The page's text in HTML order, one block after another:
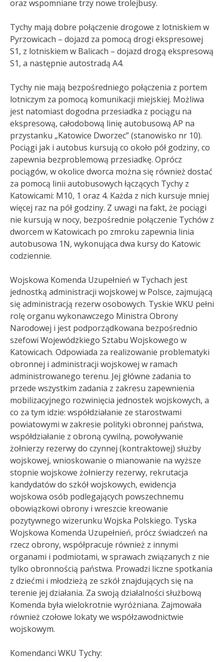
oraz wspomniane trzy nowe trolejbusy.
Tychy mają dobre połączenie drogowe z lotniskiem w
Pyrzowicach – dojazd za pomocą drogi ekspresowej
S1, z lotniskiem w Balicach – dojazd drogą ekspresową
S1, a następnie autostradą A4.
Tychy nie mają bezpośredniego połączenia z portem
lotniczym za pomocą komunikacji miejskiej. Możliwa
jest natomiast dogodna przesiadka z pociągu na
ekspresową, całodobową linię autobusową AP na
przystanku „Katowice Dworzec” (stanowisko nr 10).
Pociągi jak i autobus kursują co około pół godziny, co
zapewnia bezproblemową przesiadkę. Oprócz
pociągów, w okolice dworca można się również dostać
za pomocą linii autobusowych łączących Tychy z
Katowicami: M10, 1 oraz 4. Każda z nich kursuje mniej
więcej raz na pół godziny. Z uwagi na fakt, że pociągi
nie kursują w nocy, bezpośrednie połączenie Tychów z
dworcem w Katowicach po zmroku zapewnia linia
autobusowa 1N, wykonująca dwa kursy do Katowic
codziennie.
Wojskowa Komenda Uzupełnień w Tychach jest
jednostką administracji wojskowej w Polsce, zajmującą
się administracją rezerw osobowych. Tyskie WKU pełni
rolę organu wykonawczego Ministra Obrony
Narodowej i jest podporządkowana bezpośrednio
szefowi Wojewódzkiego Sztabu Wojskowego w
Katowicach. Odpowiada za realizowanie problematyki
obronnej i administracji wojskowej w ramach
administrowanego terenu. Jej główne zadania to
przede wszystkim zadania z zakresu zapewnienia
mobilizacyjnego rozwinięcia jednostek wojskowych, a
co za tym idzie: współdziałanie ze starostwami
powiatowymi w zakresie polityki obronnej państwa,
współdziałanie z obroną cywilną, powoływanie
żołnierzy rezerwy do czynnej (kontraktowej) służby
wojskowej, wnioskowanie o mianowanie na wyższe
stopnie wojskowe żołnierzy rezerwy, rekrutacja
kandydatów do szkół wojskowych, ewidencja
wojskowa osób podlegających powszechnemu
obowiązkowi obrony i wreszcie kreowanie
pozytywnego wizerunku Wojska Polskiego. Tyska
Wojskowa Komenda Uzupełnień, prócz świadczeń na
rzecz obrony, współpracuje również z innymi
organami i podmiotami, w sprawach związanych z nie
tylko obronnością państwa. Prowadzi liczne spotkania
z dziećmi i młodzieżą ze szkół znajdujących się na
terenie jej działania. Za swoją działalności służbową
Komenda była wielokrotnie wyróżniana. Zajmowała
również czołowe lokaty we współzawodnictwie
wojskowym.
Komendanci WKU Tychy: